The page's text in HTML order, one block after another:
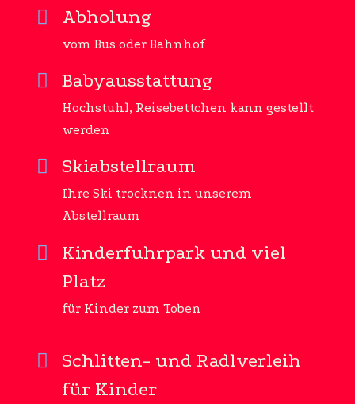
Abholung
vom Bus oder Bahnhof
Babyausstattung
Hochstuhl, Reisebettchen kann gestellt
werden
Skiabstellraum
Ihre Ski trocknen in unserem
Abstellraum
Kinderfuhrpark und viel
Platz
für Kinder zum Toben
Schlitten- und Radlverleih
für Kinder